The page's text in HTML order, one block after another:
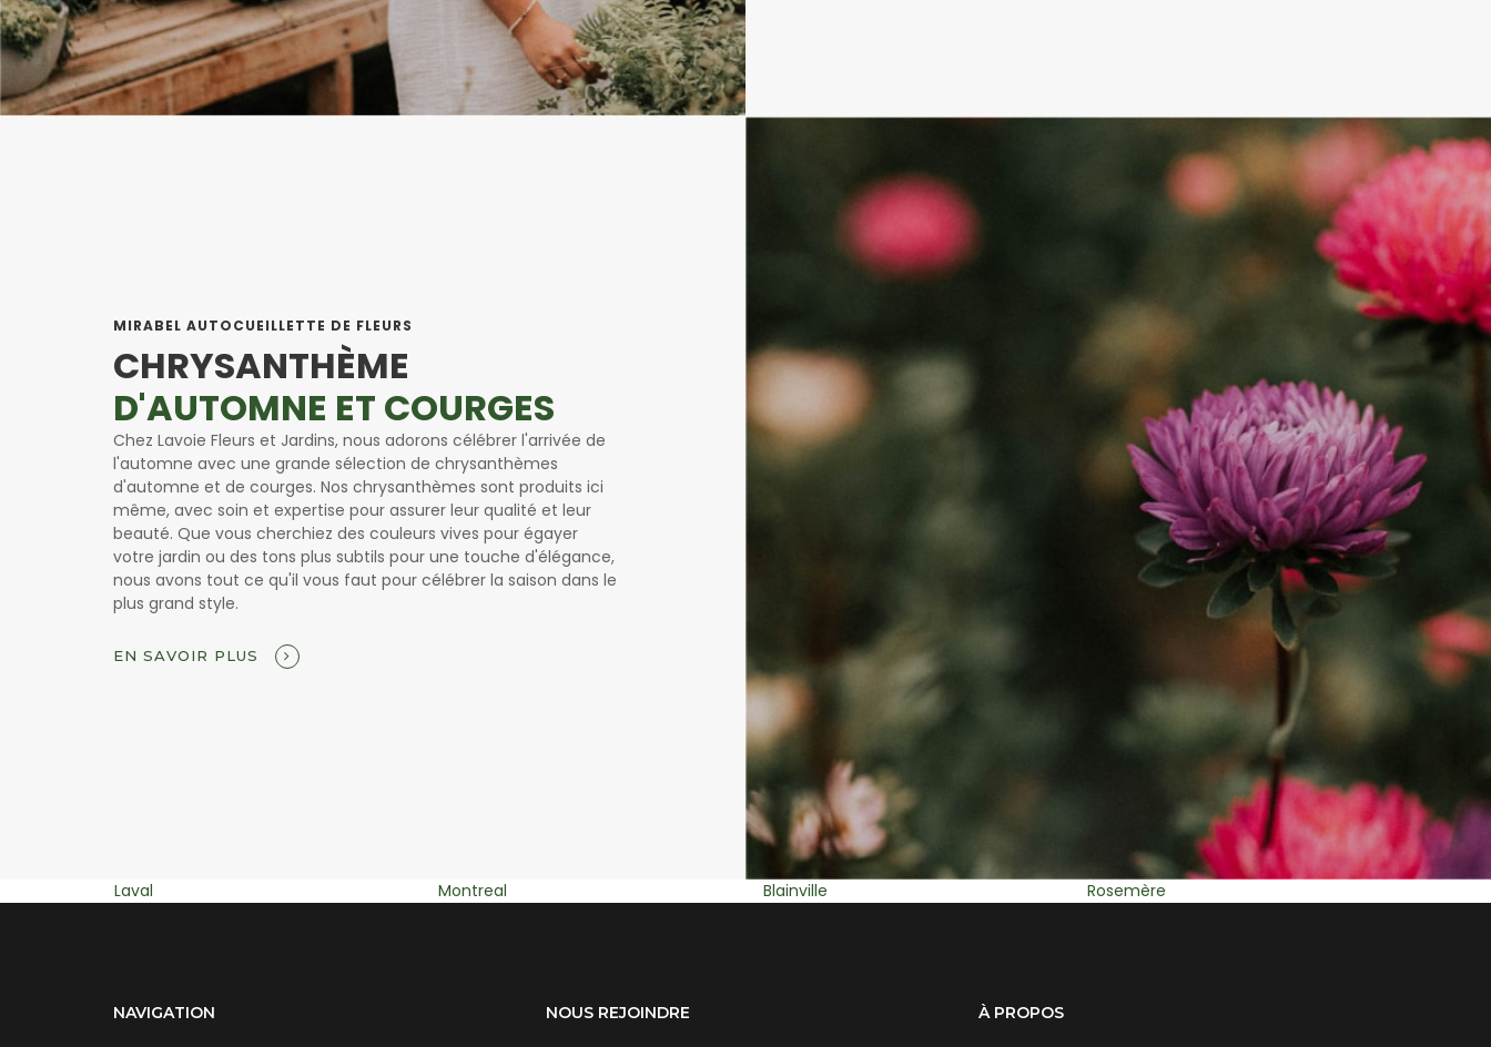
MIRABEL AUTOCUEILLETTE DE FLEURS
CHRYSANTHÈME
D'AUTOMNE ET COURGES
Chez Lavoie Fleurs et Jardins, nous adorons célébrer l'arrivée de
l'automne avec une grande sélection de chrysanthèmes
d'automne et de courges. Nos chrysanthèmes sont produits ici
même, avec soin et expertise pour assurer leur qualité et leur
beauté. Que vous cherchiez des couleurs vives pour égayer
votre jardin ou des tons plus subtils pour une touche d'élégance,
nous avons tout ce qu'il vous faut pour célébrer la saison dans le
plus grand style.
EN SAVOIR PLUS
Montreal Blainville Rosemère St Eustache
NAVIGATION NOUS REJOINDRE À PROPOS